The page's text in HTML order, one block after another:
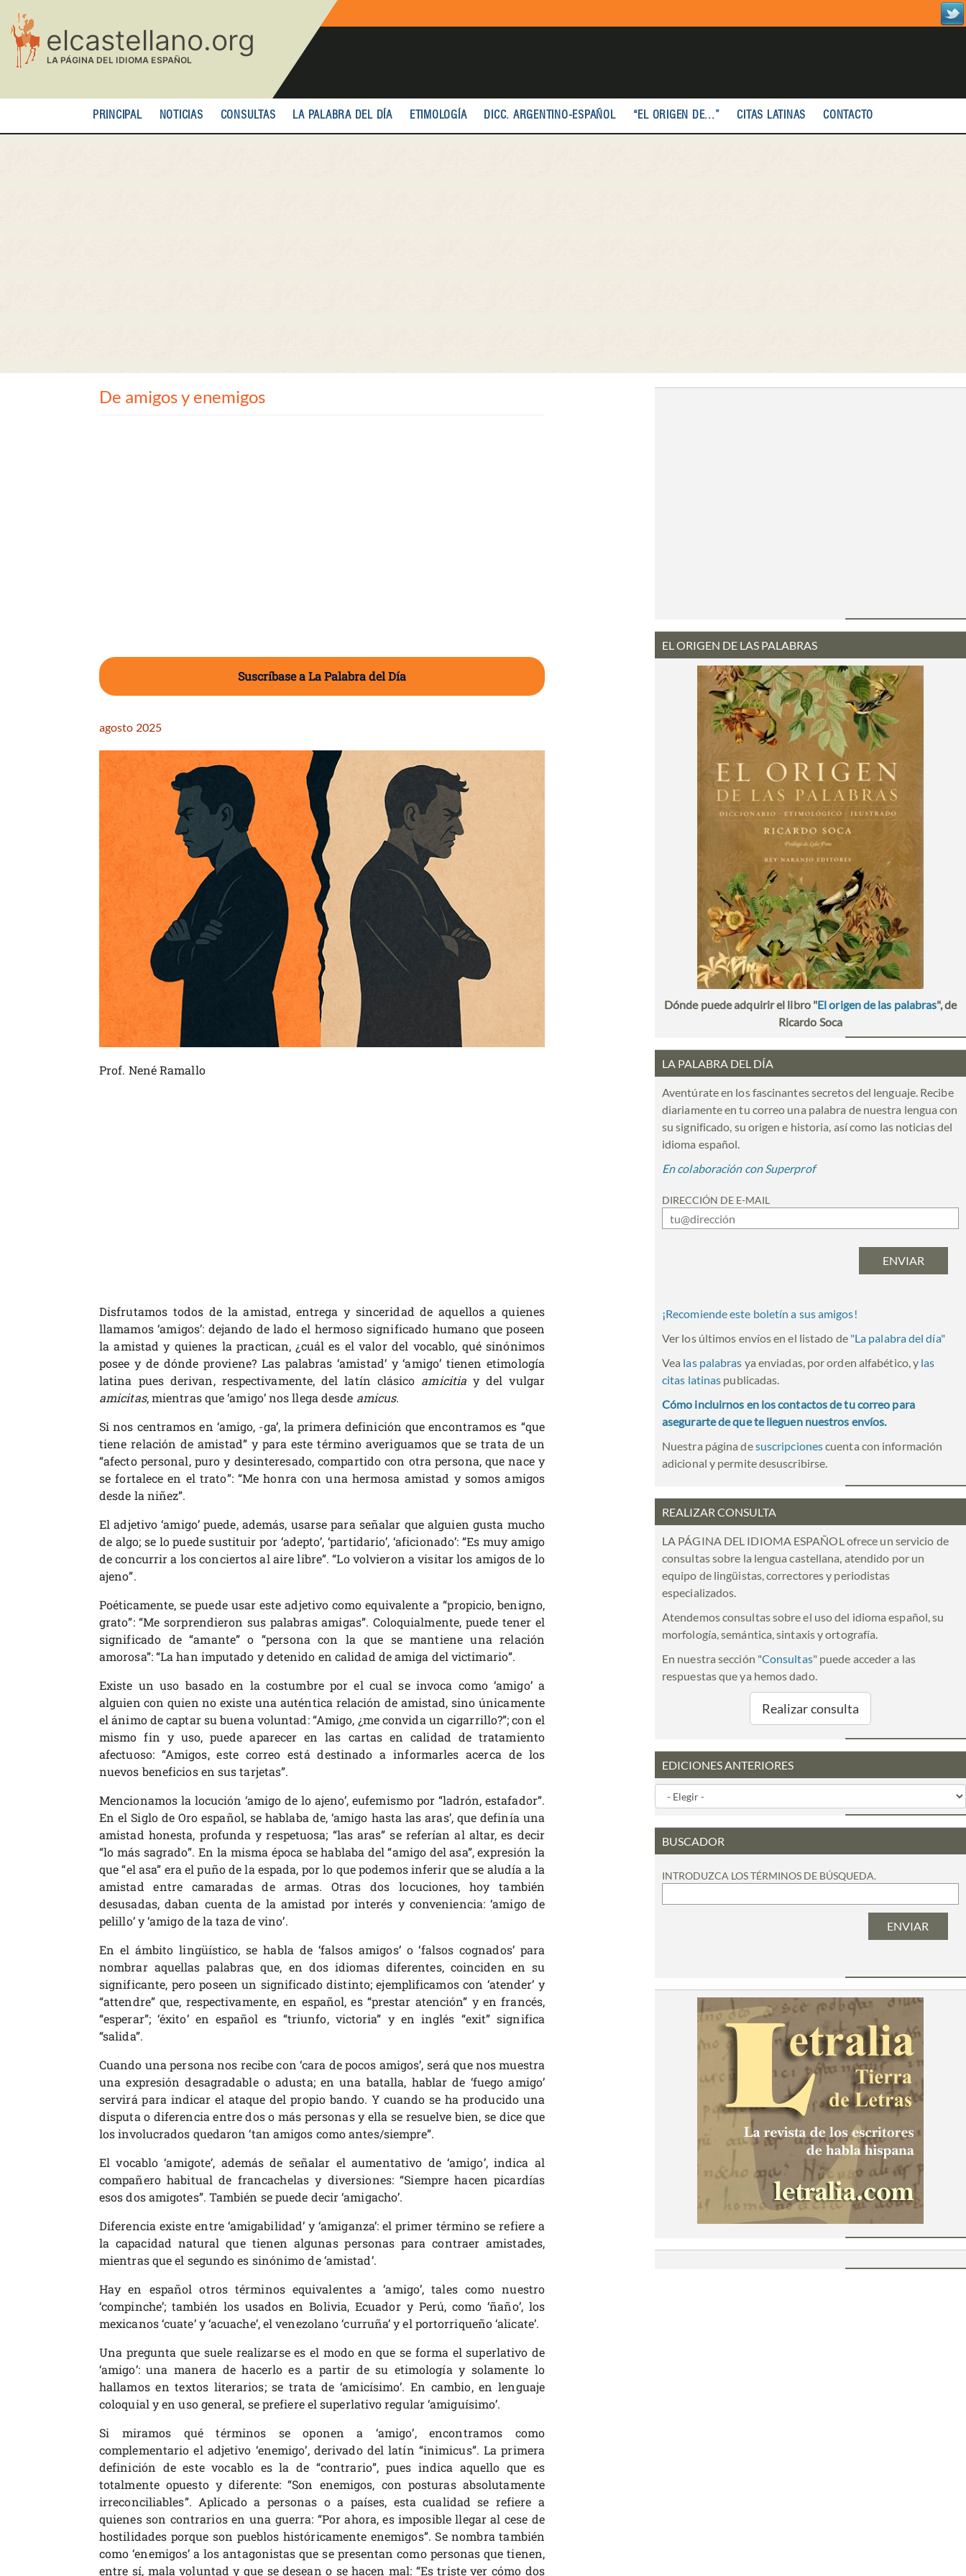
contenido
principal
PRINCIPAL NOTICIAS CONSULTAS LA PALABRA DEL DÍA ETIMOLOGÍA DICC. ARGENTINO-ESPAÑOL “EL ORIGEN DE...” CITAS LATINAS CONTACTO
De amigos y enemigos
Suscríbase a La Palabra del Día
agosto 2025
Prof. Nené Ramallo
Disfrutamos todos de la amistad, entrega y sinceridad de aquellos a quienes
llamamos ‘amigos’: dejando de lado el hermoso significado humano que poseen
la amistad y quienes la practican, ¿cuál es el valor del vocablo, qué sinónimos
posee y de dónde proviene? Las palabras ‘amistad’ y ‘amigo’ tienen etimología
latina pues derivan, respectivamente, del latín clásico amicitia y del vulgar
amicitas, mientras que ‘amigo’ nos llega desde amicus.
Si nos centramos en ‘amigo, -ga’, la primera definición que encontramos es “que
tiene relación de amistad” y para este término averiguamos que se trata de un
“afecto personal, puro y desinteresado, compartido con otra persona, que nace y
se fortalece en el trato”: “Me honra con una hermosa amistad y somos amigos
desde la niñez”.
El adjetivo ‘amigo’ puede, además, usarse para señalar que alguien gusta mucho
de algo; se lo puede sustituir por ‘adepto’, ‘partidario’, ‘aficionado’: “Es muy amigo
de concurrir a los conciertos al aire libre”. “Lo volvieron a visitar los amigos de lo
ajeno”.
Poéticamente, se puede usar este adjetivo como equivalente a “propicio, benigno,
grato”: “Me sorprendieron sus palabras amigas”. Coloquialmente, puede tener el
significado de “amante” o “persona con la que se mantiene una relación
amorosa”: “La han imputado y detenido en calidad de amiga del victimario”.
Existe un uso basado en la costumbre por el cual se invoca como ‘amigo’ a
alguien con quien no existe una auténtica relación de amistad, sino únicamente
el ánimo de captar su buena voluntad: “Amigo, ¿me convida un cigarrillo?”; con el
mismo fin y uso, puede aparecer en las cartas en calidad de tratamiento
afectuoso: “Amigos, este correo está destinado a informarles acerca de los
nuevos beneficios en sus tarjetas”.
Mencionamos la locución ‘amigo de lo ajeno’, eufemismo por “ladrón, estafador”.
En el Siglo de Oro español, se hablaba de, ‘amigo hasta las aras’, que definía una
amistad honesta, profunda y respetuosa; “las aras” se referían al altar, es decir
“lo más sagrado”. En la misma época se hablaba del “amigo del asa”, expresión la
que “el asa” era el puño de la espada, por lo que podemos inferir que se aludía a la
amistad entre camaradas de armas. Otras dos locuciones, hoy también
desusadas, daban cuenta de la amistad por interés y conveniencia: ‘amigo de
pelillo’ y ‘amigo de la taza de vino’.
En el ámbito lingüístico, se habla de ‘falsos amigos’ o ‘falsos cognados’ para
nombrar aquellas palabras que, en dos idiomas diferentes, coinciden en su
significante, pero poseen un significado distinto; ejemplificamos con ‘atender’ y
“attendre” que, respectivamente, en español, es “prestar atención” y en francés,
“esperar”; ‘éxito’ en español es “triunfo, victoria” y en inglés “exit” significa
“salida”.
Cuando una persona nos recibe con ‘cara de pocos amigos’, será que nos muestra
una expresión desagradable o adusta; en una batalla, hablar de ‘fuego amigo’
servirá para indicar el ataque del propio bando. Y cuando se ha producido una
disputa o diferencia entre dos o más personas y ella se resuelve bien, se dice que
los involucrados quedaron ‘tan amigos como antes/siempre”.
El vocablo ‘amigote’, además de señalar el aumentativo de ‘amigo’, indica al
compañero habitual de francachelas y diversiones: “Siempre hacen picardías
esos dos amigotes”. También se puede decir ‘amigacho’.
Diferencia existe entre ‘amigabilidad’ y ‘amiganza’: el primer término se refiere a
la capacidad natural que tienen algunas personas para contraer amistades,
mientras que el segundo es sinónimo de ‘amistad’.
Hay en español otros términos equivalentes a ‘amigo’, tales como nuestro
‘compinche’; también los usados en Bolivia, Ecuador y Perú, como ‘ñaño’, los
mexicanos ‘cuate’ y ‘acuache’, el venezolano ‘curruña’ y el portorriqueño ‘alicate’.
Una pregunta que suele realizarse es el modo en que se forma el superlativo de
‘amigo’: una manera de hacerlo es a partir de su etimología y solamente lo
hallamos en textos literarios; se trata de ‘amicísimo’. En cambio, en lenguaje
coloquial y en uso general, se prefiere el superlativo regular ‘amiguísimo’.
Si miramos qué términos se oponen a ‘amigo’, encontramos como
complementario el adjetivo ‘enemigo’, derivado del latín “inimicus”. La primera
definición de este vocablo es la de “contrario”, pues indica aquello que es
totalmente opuesto y diferente: “Son enemigos, con posturas absolutamente
irreconciliables”. Aplicado a personas o a países, esta cualidad se refiere a
quienes son contrarios en una guerra: “Por ahora, es imposible llegar al cese de
hostilidades porque son pueblos históricamente enemigos”. Se nombra también
como ‘enemigos’ a los antagonistas que se presentan como personas que tienen,
entre sí, mala voluntad y que se desean o se hacen mal: “Es triste ver cómo dos
EL ORIGEN DE LAS PALABRAS
Dónde puede adquirir el libro "El origen de las palabras", de
Ricardo Soca
LA PALABRA DEL DÍA
Aventúrate en los fascinantes secretos del lenguaje. Recibe
diariamente en tu correo una palabra de nuestra lengua con
su significado, su origen e historia, así como las noticias del
idioma español.
En colaboración con Superprof
DIRECCIÓN DE E-MAIL
¡Recomiende este boletín a sus amigos!
Ver los últimos envíos en el listado de "La palabra del día"
Vea las palabras ya enviadas, por orden alfabético, y las
citas latinas publicadas.
Cómo incluirnos en los contactos de tu correo para
asegurarte de que te lleguen nuestros envíos.
Nuestra página desuscripcionescuenta con información
adicional y permite desuscribirse.
REALIZAR CONSULTA
LA PÁGINA DEL IDIOMA ESPAÑOL ofrece un servicio de
consultas sobre la lengua castellana, atendido por un
equipo de lingüistas, correctores y periodistas
especializados.
Atendemos consultas sobre el uso del idioma español, su
morfología, semántica, sintaxis y ortografía.
En nuestra sección "Consultas" puede acceder a las
respuestas que ya hemos dado.
Realizar consulta
EDICIONES ANTERIORES
BUSCADOR
INTRODUZCA LOS TÉRMINOS DE BÚSQUEDA.